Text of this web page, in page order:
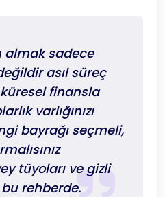
almak sadece
asıl süreç
finansla
varlığınızı
bayrağı seçmeli,
tüyoları ve gizli
rehberde.